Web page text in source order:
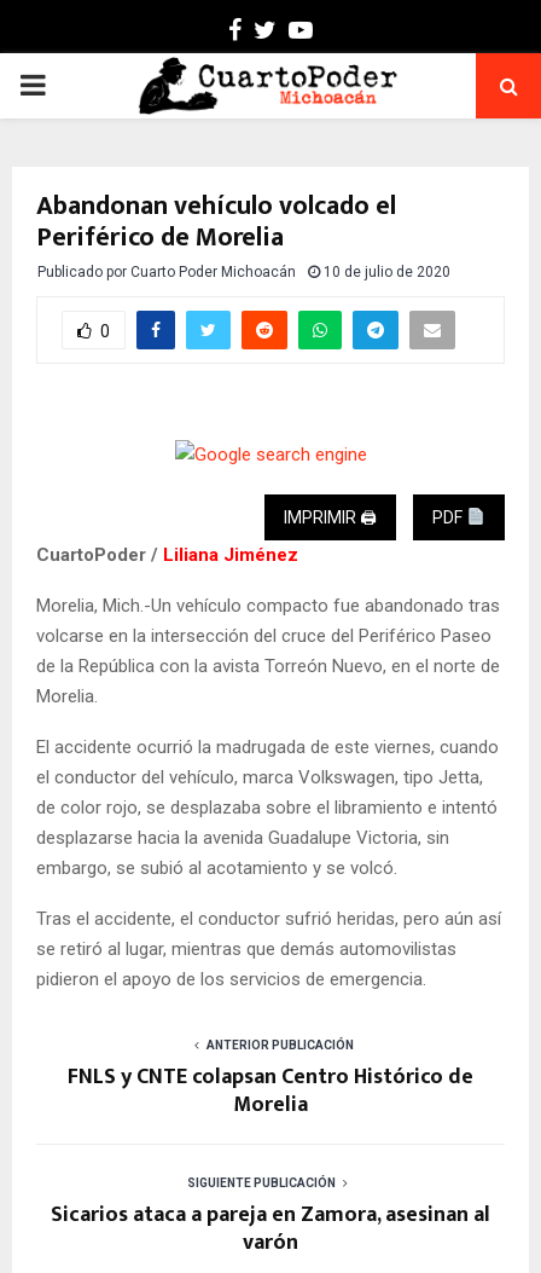
Facebook
TwitterYoutube
PRIMARY
Abandonan vehículo volcado el
Periférico de Morelia
Publicado por Cuarto Poder Michoacán 10 de julio de 2020
0
IMPRIMIR 🖨 PDF
CuartoPoder / Liliana Jiménez
Morelia, Mich.-Un vehículo compacto fue abandonado tras
volcarse en la intersección del cruce del Periférico Paseo
de la República con la avista Torreón Nuevo, en el norte de
Morelia.
El accidente ocurrió la madrugada de este viernes, cuando
el conductor del vehículo, marca Volkswagen, tipo Jetta,
de color rojo, se desplazaba sobre el libramiento e intentó
desplazarse hacia la avenida Guadalupe Victoria, sin
embargo, se subió al acotamiento y se volcó.
Tras el accidente, el conductor sufrió heridas, pero aún así
se retiró al lugar, mientras que demás automovilistas
pidieron el apoyo de los servicios de emergencia.
ANTERIOR PUBLICACIÓN
FNLS y CNTE colapsan Centro Histórico de
Morelia
SIGUIENTE PUBLICACIÓN
Sicarios ataca a pareja en Zamora, asesinan al
varón